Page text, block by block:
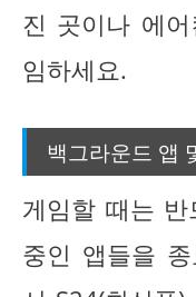
진 곳이나 에
임하세요.
백그라운드 앱
게임할 때는 반
중인 앱들을